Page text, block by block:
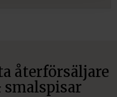
återförsäljare
smalspisar